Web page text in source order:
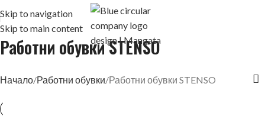
Skip to navigation
Skip to main content
Работни обувки STENSO
Начало Работни обувки Работни обувки STENSO